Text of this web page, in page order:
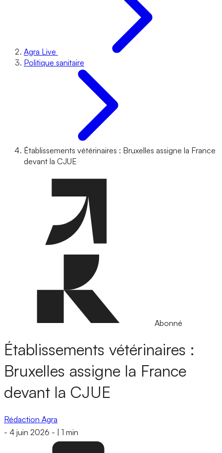
Agra Live
Politique sanitaire
Établissements vétérinaires : Bruxelles assigne la France
devant la CJUE
Abonné
Établissements vétérinaires :
Bruxelles assigne la France
devant la CJUE
Rédaction Agra
- 4 juin 2026 - 1 min